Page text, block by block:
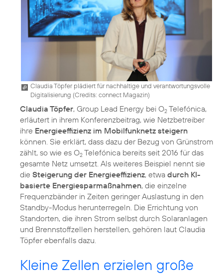
Claudia Töpfer plädiert für nachhaltige und verantwortungsvolle
Digitalisierung (Credits: connect Magazin)
Claudia Töpfer, Group Lead Energy bei O2 Telefónica,
erläutert in ihrem Konferenzbeitrag, wie Netzbetreiber
ihre Energieeffizienz im Mobilfunknetz steigern
können. Sie erklärt, dass dazu der Bezug von Grünstrom
zählt, so wie es O2 Telefónica bereits seit 2016 für das
gesamte Netz umsetzt. Als weiteres Beispiel nennt sie
die Steigerung der Energieeffizienz, etwa durch KI-
basierte Energiesparmaßnahmen, die einzelne
Frequenzbänder in Zeiten geringer Auslastung in den
Standby-Modus herunterregeln. Die Errichtung von
Standorten, die ihren Strom selbst durch Solaranlagen
und Brennstoffzellen herstellen, gehören laut Claudia
Töpfer ebenfalls dazu.
Kleine Zellen erzielen große